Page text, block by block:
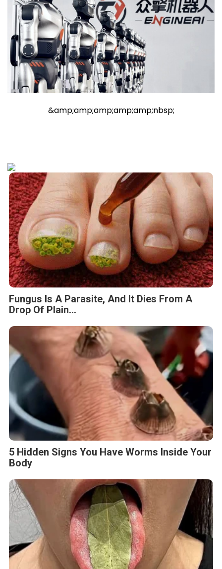
&amp;amp;amp;amp;amp;nbsp;
Fungus Is A Parasite, And It Dies From A
Drop Of Plain...
5 Hidden Signs You Have Worms Inside Your
Body